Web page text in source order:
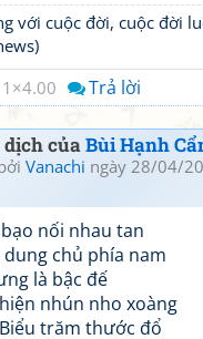
với cuộc đời, cuộc đời
1 4.00 Trả lời
dịch củaBùi Hạnh
Vanachi ngày 28/04/
nối nhau tan
dung chủ phía nam
là bậc đế
nhún nho xoàng
trăm thước đổ